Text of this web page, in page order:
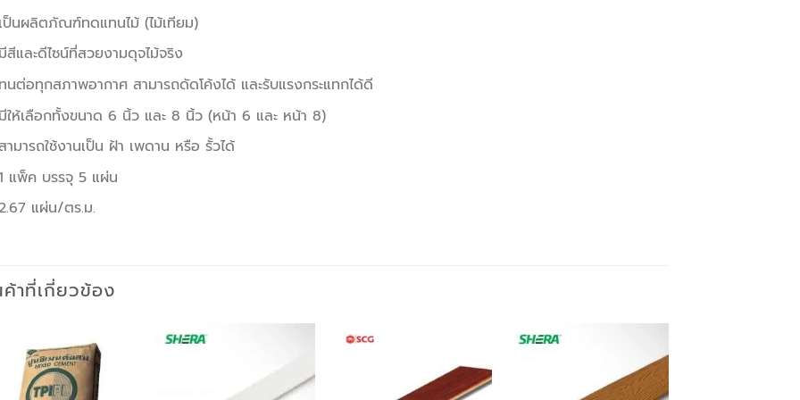
ป็นผลิตภัณฑ์ทดแทนไม้ (ไม้เทียม)
สีและดีไซน์ที่สวยงามดุจไม้จริง
นต่อทุกสภาพอากาศ สามารถดัดโค้งได้ และรับแรงกระแทกได้ดี
ให้เลือกทั้งขนาด 6 นิ้ว และ 8 นิ้ว (หน้า 6 และ หน้า 8)
ามารถใช้งานเป็น ฝ้า เพดาน หรือ รั้วได้
แพ็ค บรรจุ 5 แผ่น
แผ่น/ตร.ม.
าที่เกี่ยวข้อง